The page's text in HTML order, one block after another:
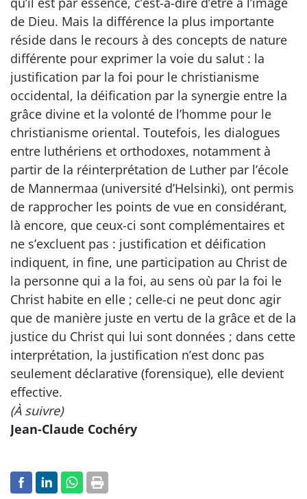
de Dieu. Mais la différence la plus importante
réside dans le recours à des concepts de nature
différente pour exprimer la voie du salut : la
justification par la foi pour le christianisme
occidental, la déification par la synergie entre la
grâce divine et la volonté de l’homme pour le
christianisme oriental. Toutefois, les dialogues
entre luthériens et orthodoxes, notamment à
partir de la réinterprétation de Luther par l’école
de Mannermaa (université d’Helsinki), ont permis
de rapprocher les points de vue en considérant,
là encore, que ceux-ci sont complémentaires et
ne s’excluent pas : justification et déification
indiquent, in fine, une participation au Christ de
la personne qui a la foi, au sens où par la foi le
Christ habite en elle ; celle-ci ne peut donc agir
que de manière juste en vertu de la grâce et de la
justice du Christ qui lui sont données ; dans cette
interprétation, la justification n’est donc pas
seulement déclarative (forensique), elle devient
effective.
(À suivre)
Jean-Claude Cochéry